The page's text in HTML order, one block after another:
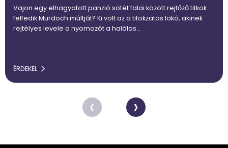
Vajon egy elhagyatott panzió sötét falai között rejtőző titkok
felfedik Murdoch múltját? Ki volt az a titokzatos lakó, akinek
rejtélyes levele a nyomozót a halálos…
ÉRDEKEL
‹ ›